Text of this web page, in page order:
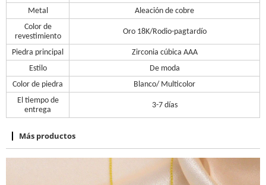
Metal
Aleación de cobre
Color de
revestimiento
Oro 18K/Rodio-pagtardío
Piedra principal
Zirconia cúbica AAA
Estilo
De moda
Color de piedra
Blanco/ Multicolor
El tiempo de
entrega
3-7 días
Más productos